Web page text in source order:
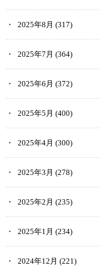
2025年8月 (317)
2025年7月 (364)
2025年6月 (372)
2025年5月 (400)
2025年4月 (300)
2025年3月 (278)
2025年2月 (235)
2025年1月 (234)
2024年12月 (221)